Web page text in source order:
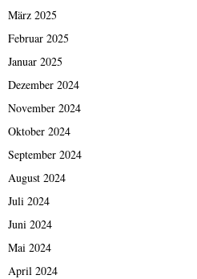
März 2025
Februar 2025
Januar 2025
Dezember 2024
November 2024
Oktober 2024
September 2024
August 2024
Juli 2024
Juni 2024
Mai 2024
April 2024